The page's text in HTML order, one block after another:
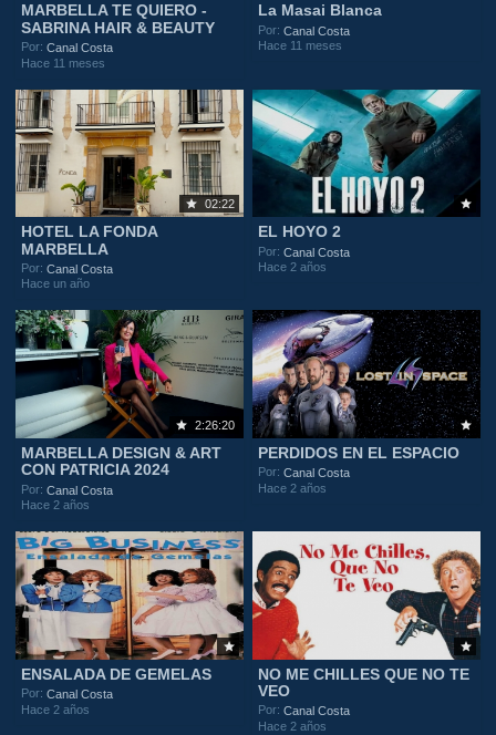
MARBELLA TE QUIERO -
SABRINA HAIR & BEAUTY
Por:Canal Costa
Hace 11 meses
La Masai Blanca
Por:Canal Costa
Hace 11 meses
02:22
HOTEL LA FONDA
MARBELLA
Por:Canal Costa
Hace un año
EL HOYO 2
Por:Canal Costa
Hace 2 años
2:26:20
MARBELLA DESIGN & ART
CON PATRICIA 2024
Por:Canal Costa
Hace 2 años
PERDIDOS EN EL ESPACIO
Por:Canal Costa
Hace 2 años
ENSALADA DE GEMELAS
Por:Canal Costa
Hace 2 años
NO ME CHILLES QUE NO TE
VEO
Por:Canal Costa
Hace 2 años